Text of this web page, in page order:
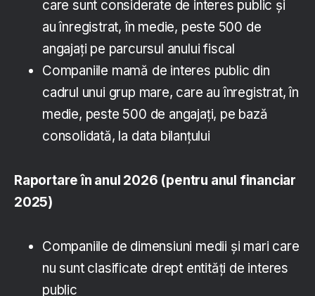
care sunt considerate de interes public și
au înregistrat, în medie, peste 500 de
angajați pe parcursul anului fiscal
Companiile mamă de interes public din
cadrul unui grup mare, care au înregistrat, în
medie, peste 500 de angajați, pe bază
consolidată, la data bilanțului
Raportare în anul 2026 (pentru anul financiar
2025)
Companiile de dimensiuni medii și mari care
nu sunt clasificate drept entități de interes
public